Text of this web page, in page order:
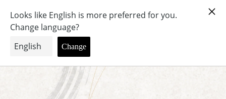
メ
ニ
ー
る
金だるま 15cm 赤